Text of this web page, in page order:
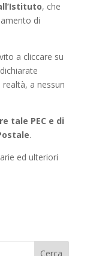
, che
di
a cliccare su
a nessun
tale PEC e di
.
ed ulteriori